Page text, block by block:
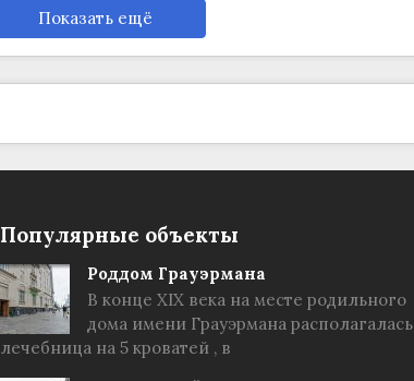
Показать ещё
Популярные объекты
Роддом Грауэрмана
В конце XIX века на месте родильного
дома имени Грауэрмана располагалась
лечебница на 5 кроватей , в